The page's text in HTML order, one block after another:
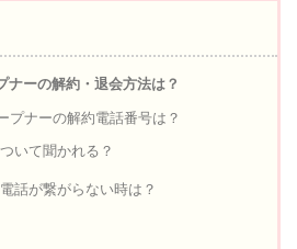
ナーの解約・退会方法は？
プナーの解約電話番号は？
いて聞かれる？
話が繋がらない時は？